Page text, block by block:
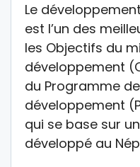
Le
est l’un des
les Objectifs du
développement
du Programme
développement
qui se base sur
développé au